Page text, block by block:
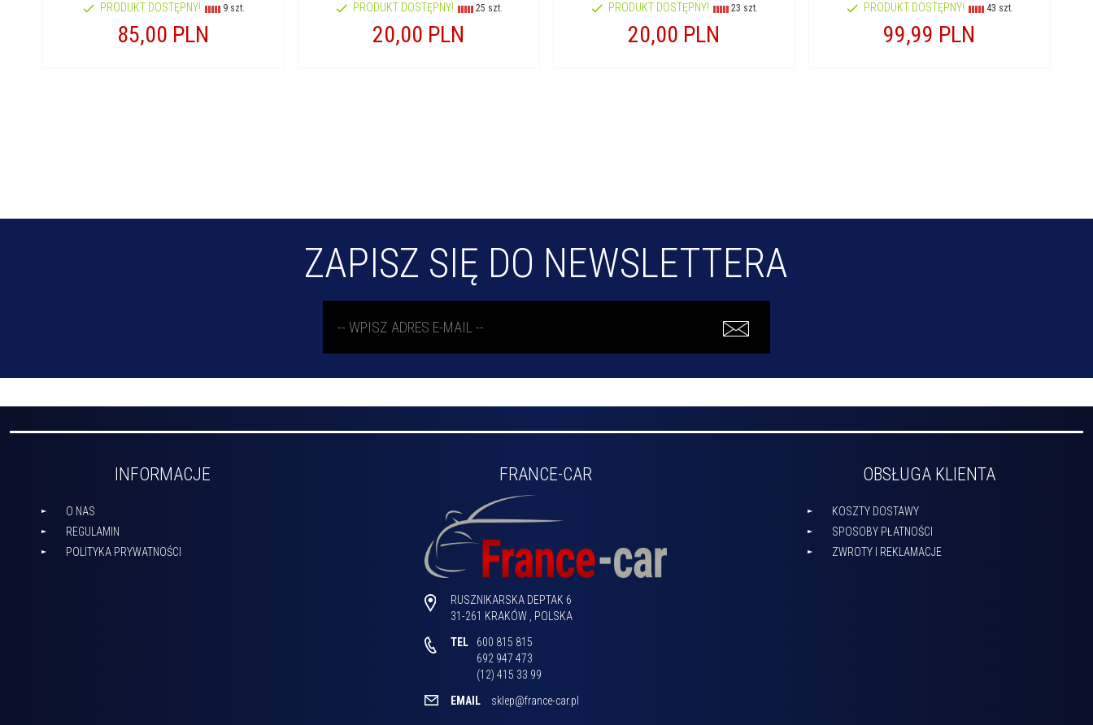
PRODUKT DOSTĘPNY! 9 szt.
85,00 PLN
PRODUKT DOSTĘPNY! 25 szt.
20,00 PLN
PRODUKT DOSTĘPNY! 23 szt.
20,00 PLN
PRODUKT DOSTĘPNY! 43 szt.
99,99 PLN
ZAPISZ SIĘ DO NEWSLETTERA
INFORMACJE
O NAS
REGULAMIN
POLITYKA PRYWATNOŚCI
FRANCE-CAR
RUSZNIKARSKA DEPTAK 6
31-261 KRAKÓW , POLSKA
TEL
600 815 815
692 947 473
(12) 415 33 99
EMAIL
sklep@france-car.pl
OBSŁUGA KLIENTA
KOSZTY DOSTAWY
SPOSOBY PŁATNOŚCI
ZWROTY I REKLAMACJE